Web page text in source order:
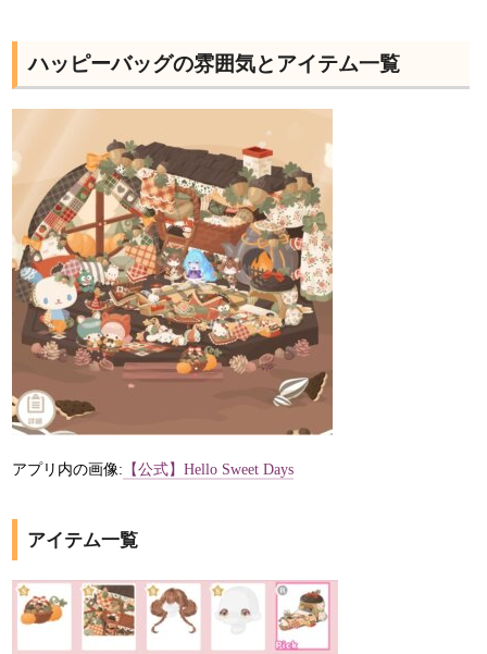
ハッピーバッグの雰囲気とアイテム一覧
アプリ内の画像: 【公式】Hello Sweet Days
アイテム一覧